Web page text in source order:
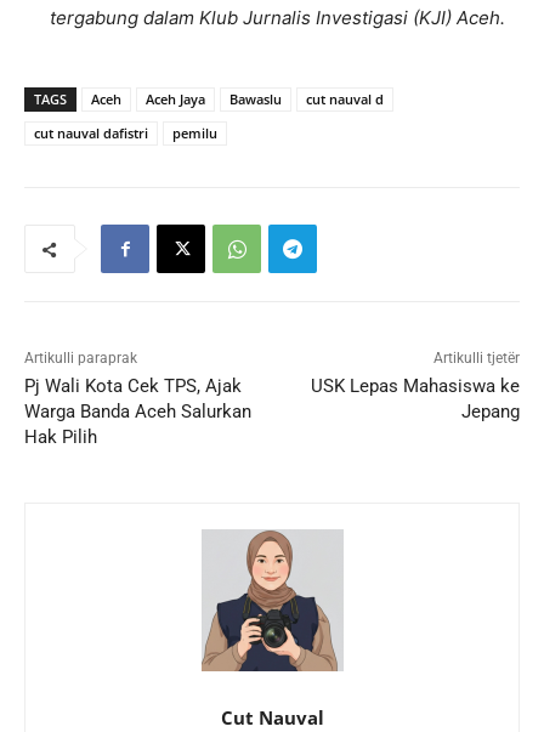
tergabung dalam Klub Jurnalis Investigasi (KJI) Aceh.
TAGS Aceh Aceh Jaya Bawaslu
cut nauval d
cut nauval dafistri
pemilu
Artikulli paraprak
Pj Wali Kota Cek TPS, Ajak
Warga Banda Aceh Salurkan
Hak Pilih
Artikulli tjetër
USK Lepas Mahasiswa ke
Jepang
Cut Nauval